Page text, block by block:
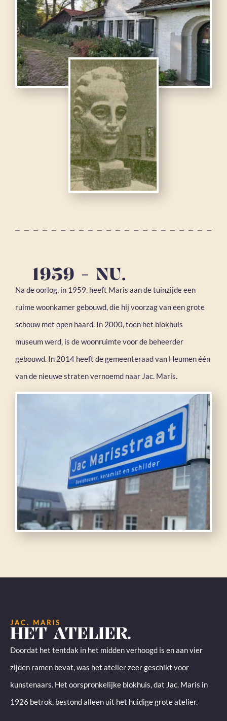
1959 - NU.
Na de oorlog, in 1959, heeft Maris aan de tuinzijde een
ruime woonkamer gebouwd, die hij voorzag van een grote
schouw met open haard. In 2000, toen het blokhuis
museum werd, is de woonruimte voor de beheerder
gebouwd. In 2014 heeft de gemeenteraad van Heumen één
van de nieuwe straten vernoemd naar Jac. Maris.
JAC. MARIS
HET ATELIER.
Doordat het tentdak in het midden verhoogd is en aan vier
zijden ramen bevat, was het atelier zeer geschikt voor
kunstenaars. Het oorspronkelijke blokhuis, dat Jac. Maris in
1926 betrok, bestond alleen uit het huidige grote atelier.